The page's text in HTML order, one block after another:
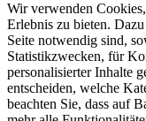
Wir verwenden
Erlebnis zu bieten.
Seite notwendig sind,
Statistikzwecken, für
personalisierter Inhalte
entscheiden, welche
beachten Sie, dass auf